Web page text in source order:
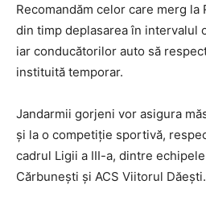
Recomandăm celor care merg la
din timp deplasarea în intervalul
iar conducătorilor auto să
instituită temporar.
Jandarmii gorjeni vor asigura
și la o competiție sportivă,
cadrul Ligii a III-a, dintre
Cărbunești și ACS Viitorul Dăești.